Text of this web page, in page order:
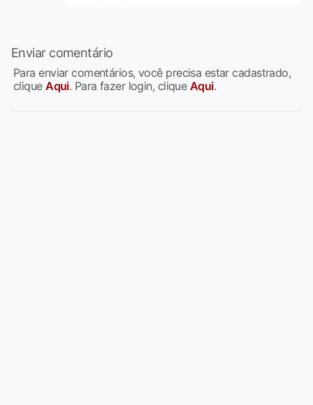
Enviar comentário
Para enviar comentários, você precisa estar cadastrado,
cliqueAqui. Para fazer login, clique Aqui.